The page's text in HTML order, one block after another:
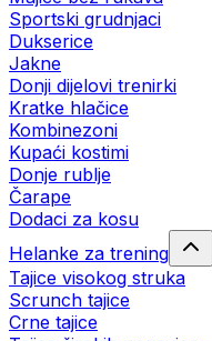
Sportski grudnjaci
Dukserice
Jakne
Donji dijelovi trenirki
Kratke hlačice
Kombinezoni
Kupaći kostimi
Donje rublje
Čarape
Dodaci za kosu
Helanke za trening
Tajice visokog struka
Scrunch tajice
Crne tajice